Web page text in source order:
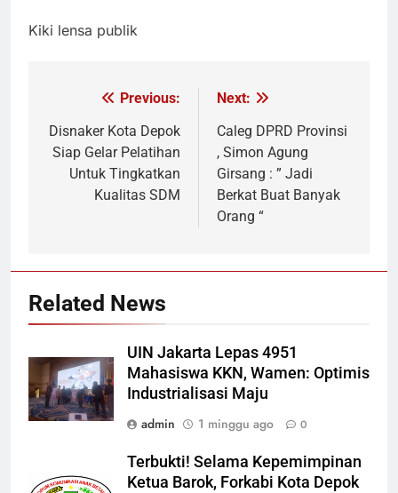
Kiki lensa publik
Navigasi
pos
Previous:
Disnaker Kota Depok
Siap Gelar Pelatihan
Untuk Tingkatkan
Kualitas SDM
Next:
Caleg DPRD Provinsi
, Simon Agung
Girsang : ” Jadi
Berkat Buat Banyak
Orang “
Related News
UIN Jakarta Lepas 4951
Mahasiswa KKN, Wamen: Optimis
Industrialisasi Maju
admin
1 minggu ago 0
Terbukti! Selama Kepemimpinan
Ketua Barok, Forkabi Kota Depok